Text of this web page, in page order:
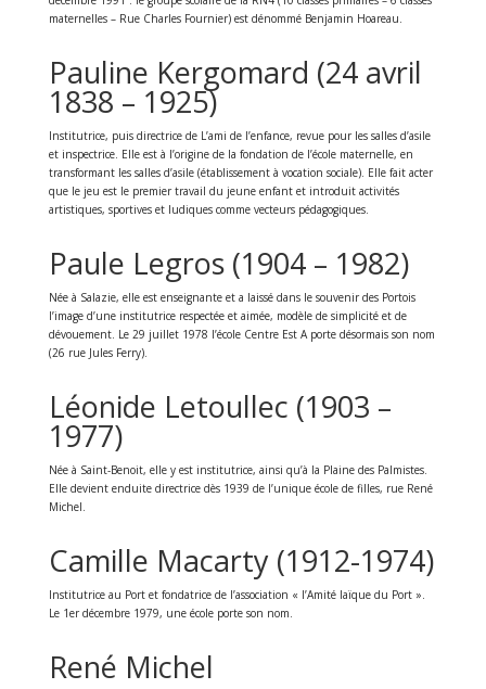
maternelles – Rue Charles Fournier) est dénommé Benjamin Hoareau.
Pauline Kergomard (24 avril
1838 – 1925)
Institutrice, puis directrice de L’ami de l’enfance, revue pour les salles d’asile
et inspectrice. Elle est à l’origine de la fondation de l’école maternelle, en
transformant les salles d’asile (établissement à vocation sociale). Elle fait acter
que le jeu est le premier travail du jeune enfant et introduit activités
artistiques, sportives et ludiques comme vecteurs pédagogiques.
Paule Legros (1904 – 1982)
Née à Salazie, elle est enseignante et a laissé dans le souvenir des Portois
l’image d’une institutrice respectée et aimée, modèle de simplicité et de
dévouement. Le 29 juillet 1978 l’école Centre Est A porte désormais son nom
(26 rue Jules Ferry).
Léonide Letoullec (1903 –
1977)
Née à Saint-Benoit, elle y est institutrice, ainsi qu’à la Plaine des Palmistes.
Elle devient enduite directrice dès 1939 de l’unique école de filles, rue René
Michel.
Camille Macarty (1912-1974)
Institutrice au Port et fondatrice de l’association « l’Amité laïque du Port ».
Le 1er décembre 1979, une école porte son nom.
René Michel